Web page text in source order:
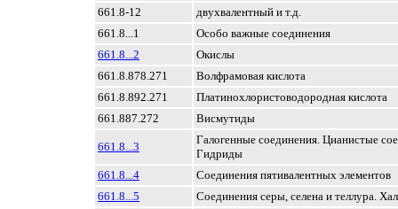
661.8-12
двухвалентный и т.д.
661.8...1
Особо важные соединения
661.8...2
Окислы
661.8.878.271
Волфрамовая кислота
661.8.892.271
Платинохлористоводородная кислота
661.887.272
Висмутиды
661.8...3
Галогенные соединения. Цианистые
Гидриды
661.8...4
Соединения пятивалентных элементов
661.8...5
Соединения серы, селена и теллура.